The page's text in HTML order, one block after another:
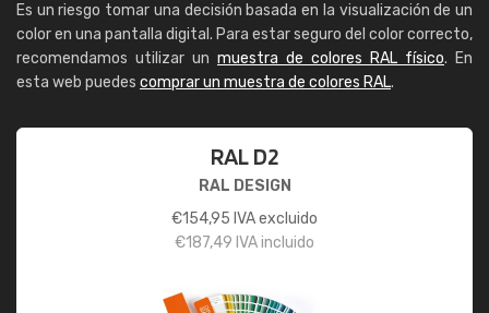
Es un riesgo tomar una decisión basada en la visualización de un
color en una pantalla digital. Para estar seguro del color correcto,
recomendamos utilizar un muestra de colores RAL físico. En
esta web puedes comprar un muestra de colores RAL.
RAL D2
RAL DESIGN
€154,95 IVA excluido
€187,49 IVA incluido